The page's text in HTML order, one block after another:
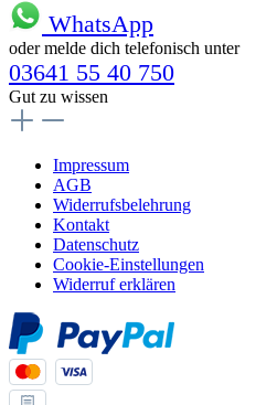
WhatsApp
oder melde dich telefonisch unter
03641 55 40 750
Gut zu wissen
Impressum
AGB
Widerrufsbelehrung
Kontakt
Datenschutz
Cookie-Einstellungen
Widerruf erklären